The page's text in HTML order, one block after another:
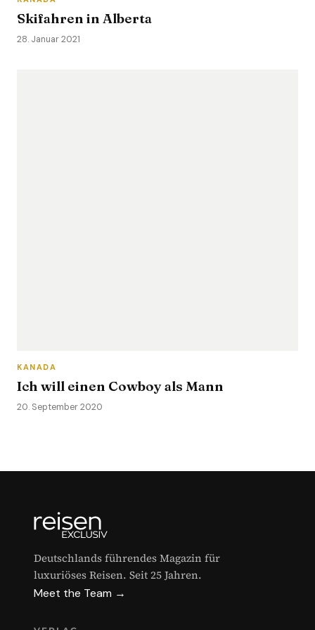
Skifahren in Alberta
28. Januar 2021
KANADA
Ich will einen Cowboy als Mann
20. September 2020
Deutschlands führendes Magazin für
luxuriöses Reisen. Seit 25 Jahren.
Meet the Team →